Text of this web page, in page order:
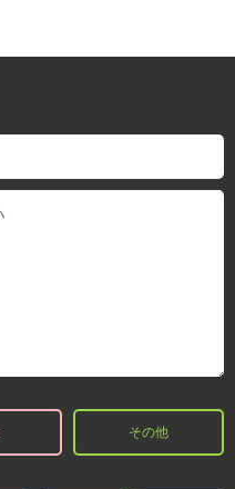
その他